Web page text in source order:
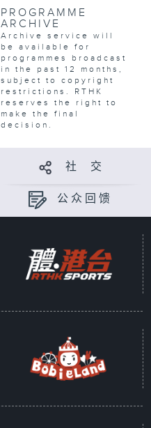
PROGRAMME
ARCHIVE
Archive service will
be available for
programmes broadcast
in the past 12 months,
subject to copyright
restrictions. RTHK
reserves the right to
make the final
decision.
社 交
公众回馈